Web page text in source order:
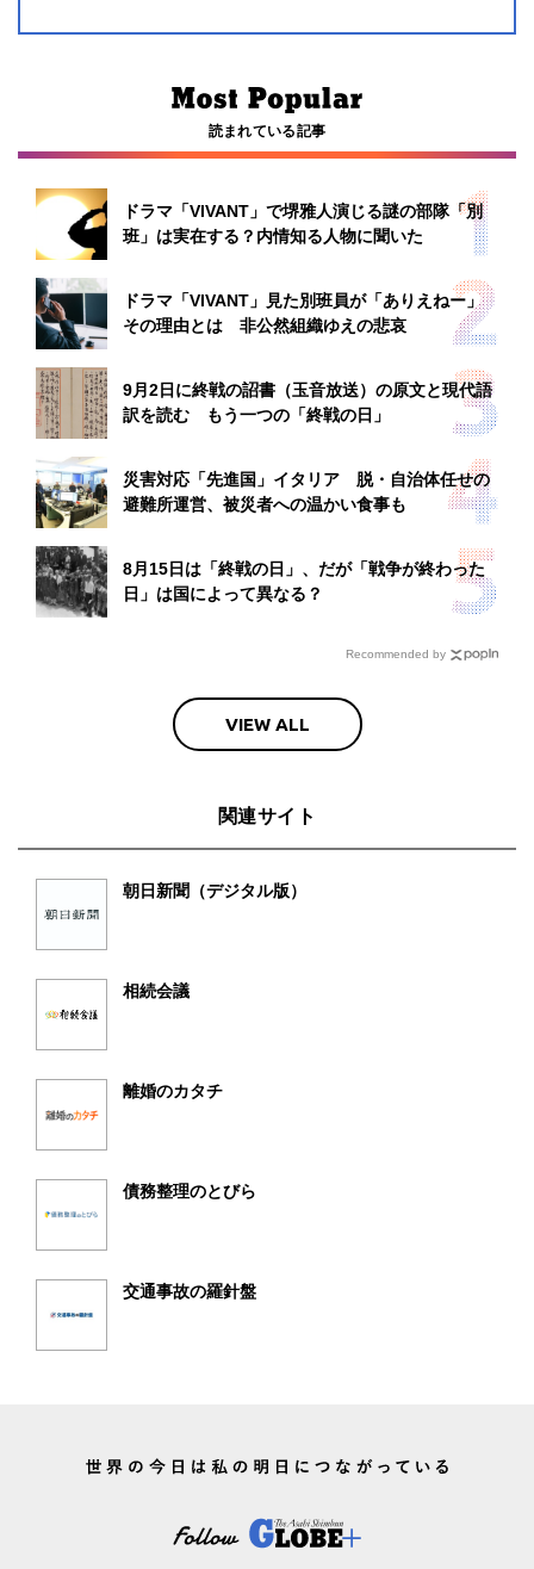
読まれている記事
ドラマ「VIVANT」で堺雅人演じる謎の部隊「別
班」は実在する？内情知る人物に聞いた
ドラマ「VIVANT」見た別班員が「ありえねー」
その理由とは 非公然組織ゆえの悲哀
9月2日に終戦の詔書（玉音放送）の原文と現代語
訳を読む もう一つの「終戦の日」
災害対応「先進国」イタリア 脱・自治体任せの
避難所運営、被災者への温かい食事も
8月15日は「終戦の日」、だが「戦争が終わった
日」は国によって異なる？
Recommended by
VIEW ALL
関連サイト
朝日新聞（デジタル版）
相続会議
離婚のカタチ
債務整理のとびら
交通事故の羅針盤